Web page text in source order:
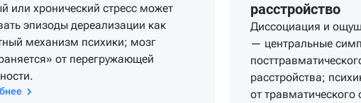
или хронический стресс может
эпизоды дереализации как
механизм психики; мозг
от перегружающей
расстройство
Диссоциация и
— центральные
расстройства;
от травматического